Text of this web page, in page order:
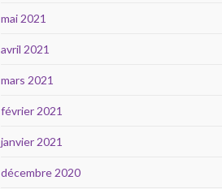
mai 2021
avril 2021
mars 2021
février 2021
janvier 2021
décembre 2020